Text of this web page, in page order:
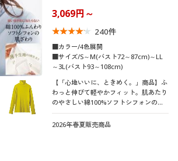
3,069円～
240件
■カラー/4色展開
■サイズ/S～M(バスト72～87cm)～LL
～3L(バスト93～108cm)
【「心地いいに、ときめく。」商品】ふ
わっと伸びて軽やかフィット。肌あたり
のやさしい綿100%ソフトシフォンのタ
ートルネック
2026年春夏販売商品